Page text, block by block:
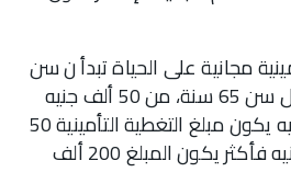
مجانية على الحياة تبدأ ن سن
18 سنة حتى بلوغ العميل سن 65 سنة، من 50 ألف جنيه
وحتى أقل من مليون جنيه يكون مبلغ التغطية التأمينية 50
ألف جنيه، ومن مليون جنيه فأكثر يكون المبلغ 200 ألف